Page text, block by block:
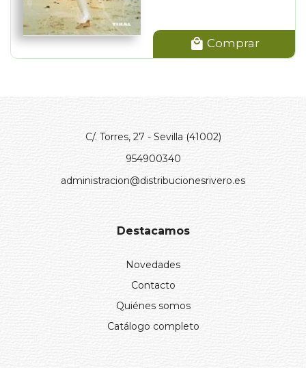
Comprar
C/. Torres, 27 - Sevilla (41002)
954900340
administracion@distribucionesrivero.es
Destacamos
Novedades
Contacto
Quiénes somos
Catálogo completo